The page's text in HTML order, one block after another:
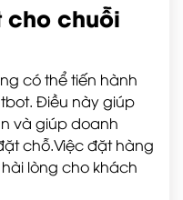
cho chuỗi
có thể tiến hành
Điều này giúp
và giúp doanh
chỗ.Việc đặt hàng
lòng cho khách